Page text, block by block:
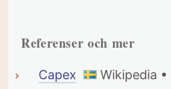
Referenser och mer
Capex
Wikipedia